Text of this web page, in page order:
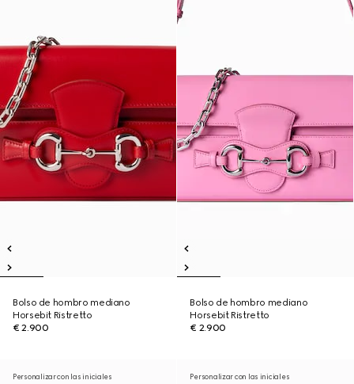
Bolso de hombro mediano
Horsebit Ristretto
€ 2.900
Bolso de hombro mediano
Horsebit Ristretto
€ 2.900
Personalizar con las iniciales Personalizar con las iniciales